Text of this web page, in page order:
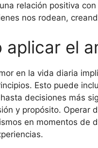
relación positiva
nos rodean,
aplicar el
en la vida diaria
Esto puede
decisiones más
y propósito. Operar
en momentos de